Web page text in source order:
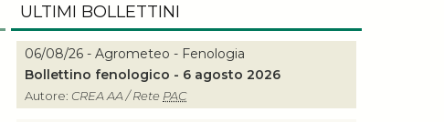
ULTIMI BOLLETTINI
06/08/26 - Agrometeo - Fenologia
Bollettino fenologico - 6 agosto 2026
Autore: CREA AA / Rete PAC